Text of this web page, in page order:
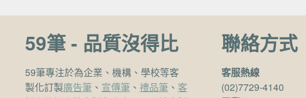
59筆 - 品質沒得比
59筆專注於為企業、機構、學校等客
製化訂製廣告筆、 宣傳筆、 禮品筆、 客
聯絡方式
客服熱線
(02)7729-4140